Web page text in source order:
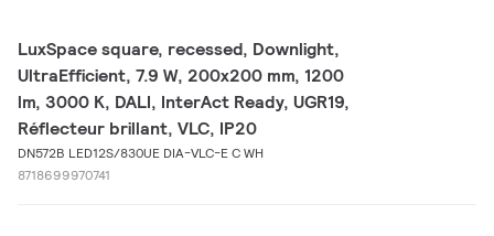
LuxSpace square, recessed, Downlight,
UltraEfficient, 7.9 W, 200x200 mm, 1200
lm, 3000 K, DALI, InterAct Ready, UGR19,
Réflecteur brillant, VLC, IP20
DN572B LED12S/830UE DIA-VLC-E C WH
8718699970741